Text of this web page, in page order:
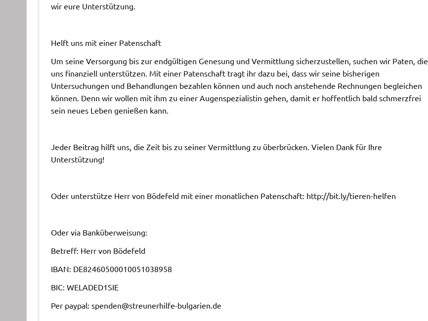
wir eure Unterstützung.
Helft uns mit einer Patenschaft
Um seine Versorgung bis zur endgültigen Genesung und Vermittlung sicherzustellen, suchen wir Paten, die
uns finanziell unterstützen. Mit einer Patenschaft tragt ihr dazu bei, dass wir seine bisherigen
Untersuchungen und Behandlungen bezahlen können und auch noch anstehende Rechnungen begleichen
können. Denn wir wollen mit ihm zu einer Augenspezialistin gehen, damit er hoffentlich bald schmerzfrei
sein neues Leben genießen kann.
Jeder Beitrag hilft uns, die Zeit bis zu seiner Vermittlung zu überbrücken. Vielen Dank für Ihre
Unterstützung!
Oder unterstütze Herr von Bödefeld mit einer monatlichen Patenschaft: http://bit.ly/tieren-helfen
Oder via Banküberweisung:
Betreff: Herr von Bödefeld
IBAN: DE82460500010051038958
BIC: WELADED1SIE
Per paypal: spenden@streunerhilfe-bulgarien.de